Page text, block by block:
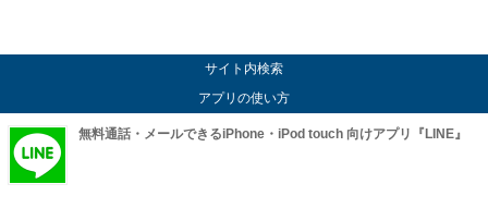
サイト内検索
アプリの使い方
無料通話・メールできるiPhone・iPod touch 向けアプリ『LINE』